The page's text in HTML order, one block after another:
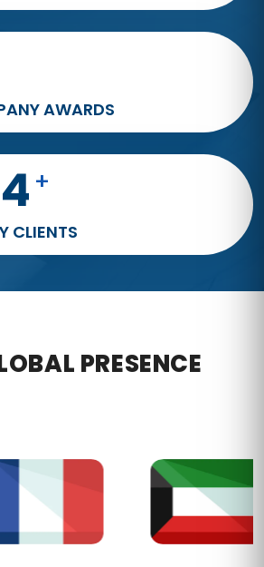
AWARDS
+
CLIENTS
PRESENCE